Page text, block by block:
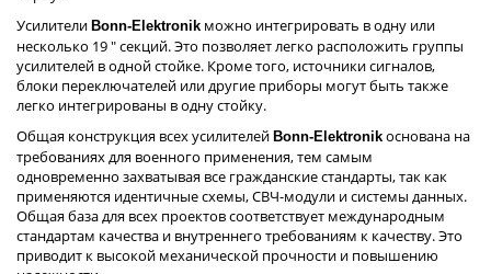
Усилители Bonn-Elektronik можно интегрировать в одну или
несколько 19 " секций. Это позволяет легко расположить группы
усилителей в одной стойке. Кроме того, источники сигналов,
блоки переключателей или другие приборы могут быть также
легко интегрированы в одну стойку.
Общая конструкция всех усилителей Bonn-Elektronik основана на
требованиях для военного применения, тем самым
одновременно захватывая все гражданские стандарты, так как
применяются идентичные схемы, СВЧ-модули и системы данных.
Общая база для всех проектов соответствует международным
стандартам качества и внутреннего требованиям к качеству. Это
приводит к высокой механической прочности и повышению